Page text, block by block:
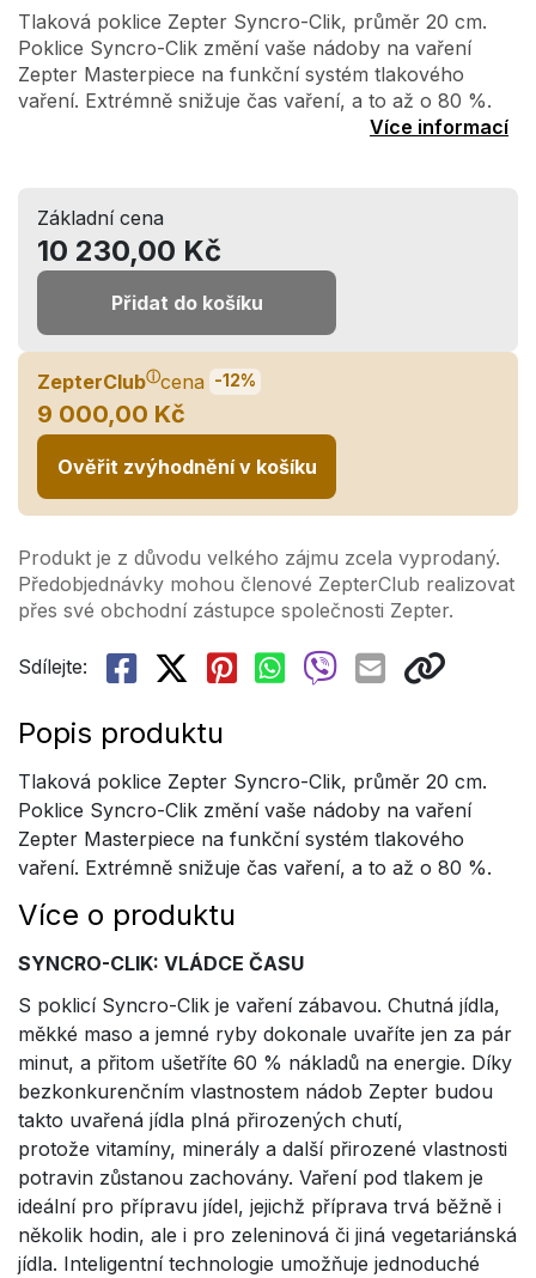
Tlaková poklice Zepter Syncro-Clik, průměr 20 cm.
Poklice Syncro-Clik změní vaše nádoby na vaření
Zepter Masterpiece na funkční systém tlakového
vaření. Extrémně snižuje čas vaření, a to až o 80 %.
Více informací
Základní cena
10 230,00 Kč
Přidat do košíku
ZepterClubⓘcena -12%
9 000,00 Kč
Ověřit zvýhodnění v košíku
Produkt je z důvodu velkého zájmu zcela vyprodaný.
Předobjednávky mohou členové ZepterClub realizovat
přes své obchodní zástupce společnosti Zepter.
Sdílejte:
Popis produktu
Tlaková poklice Zepter Syncro-Clik, průměr 20 cm.
Poklice Syncro-Clik změní vaše nádoby na vaření
Zepter Masterpiece na funkční systém tlakového
vaření. Extrémně snižuje čas vaření, a to až o 80 %.
Více o produktu
SYNCRO-CLIK: VLÁDCE ČASU
S poklicí Syncro-Clik je vaření zábavou. Chutná jídla,
měkké maso a jemné ryby dokonale uvaříte jen za pár
minut, a přitom ušetříte 60 % nákladů na energie. Díky
bezkonkurenčním vlastnostem nádob Zepter budou
takto uvařená jídla plná přirozených chutí,
protože vitamíny, minerály a další přirozené vlastnosti
potravin zůstanou zachovány. Vaření pod tlakem je
ideální pro přípravu jídel, jejichž příprava trvá běžně i
několik hodin, ale i pro zeleninová či jiná vegetariánská
jídla. Inteligentní technologie umožňuje jednoduché